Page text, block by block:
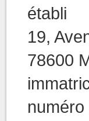
établi
19,
78600